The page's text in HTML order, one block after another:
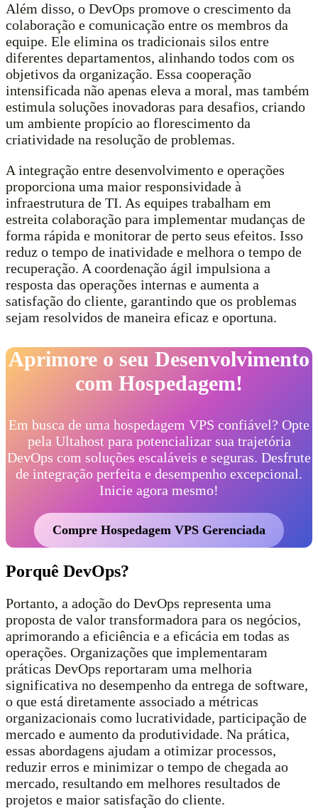
Além disso, o DevOps promove o crescimento da
colaboração e comunicação entre os membros da
equipe. Ele elimina os tradicionais silos entre
diferentes departamentos, alinhando todos com os
objetivos da organização. Essa cooperação
intensificada não apenas eleva a moral, mas também
estimula soluções inovadoras para desafios, criando
um ambiente propício ao florescimento da
criatividade na resolução de problemas.
A integração entre desenvolvimento e operações
proporciona uma maior responsividade à
infraestrutura de TI. As equipes trabalham em
estreita colaboração para implementar mudanças de
forma rápida e monitorar de perto seus efeitos. Isso
reduz o tempo de inatividade e melhora o tempo de
recuperação. A coordenação ágil impulsiona a
resposta das operações internas e aumenta a
satisfação do cliente, garantindo que os problemas
sejam resolvidos de maneira eficaz e oportuna.
Aprimore o seu Desenvolvimento
com Hospedagem!
Em busca de uma hospedagem VPS confiável? Opte
pela Ultahost para potencializar sua trajetória
DevOps com soluções escaláveis e seguras. Desfrute
de integração perfeita e desempenho excepcional.
Inicie agora mesmo!
Compre Hospedagem VPS Gerenciada
Porquê DevOps?
Portanto, a adoção do DevOps representa uma
proposta de valor transformadora para os negócios,
aprimorando a eficiência e a eficácia em todas as
operações. Organizações que implementaram
práticas DevOps reportaram uma melhoria
significativa no desempenho da entrega de software,
o que está diretamente associado a métricas
organizacionais como lucratividade, participação de
mercado e aumento da produtividade. Na prática,
essas abordagens ajudam a otimizar processos,
reduzir erros e minimizar o tempo de chegada ao
mercado, resultando em melhores resultados de
projetos e maior satisfação do cliente.